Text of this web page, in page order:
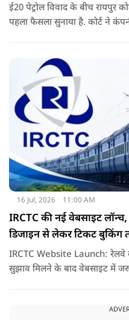
ई20 पेट्रोल विवाद के बीच रायपुर
पहला फैसला सुनाया है. कोर्ट ने
16 Jul, 2026 11:00 AM
IRCTC की नई वेबसाइट
डिजाइन से लेकर टिकट बुकिंग
IRCTC Website Launch: रेलवे
सुझाव मिलने के बाद वेबसाइट में
बुकिंग को पहले से ज्यादा आसान तेज